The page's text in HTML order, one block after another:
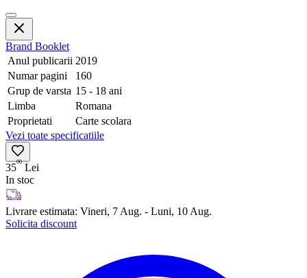
Brand Booklet
Anul publicarii 2019
Numar pagini
160
Grup de varsta 15 - 18 ani
Limba
Romana
Proprietati
Carte scolara
Vezi toate specificatiile
3500 Lei
In stoc
Livrare estimata: Vineri, 7 Aug. - Luni, 10 Aug.
Solicita discount